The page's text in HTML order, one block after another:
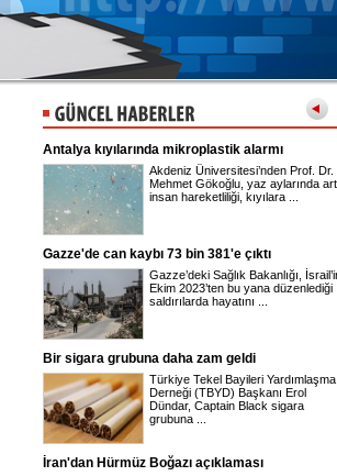
Antalya kıyılarında mikroplastik alarmı
Akdeniz Üniversitesi’nden Prof. Dr.
Mehmet Gökoğlu, yaz aylarında artan
insan hareketliliği, kıyılara ...
Gazze'de can kaybı 73 bin 381'e çıktı
Gazze’deki Sağlık Bakanlığı, İsrail’in
Ekim 2023’ten bu yana düzenlediği
saldırılarda hayatını ...
Bir sigara grubuna daha zam geldi
Türkiye Tekel Bayileri Yardımlaşma
Derneği (TBYD) Başkanı Erol
Dündar, Captain Black sigara
grubuna ...
İran'dan Hürmüz Boğazı açıklaması